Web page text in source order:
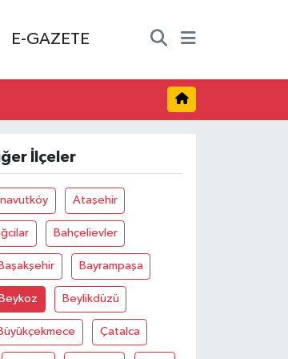
E-GAZETE
İlçeler
Ataşehir
Bahçelievler
Başakşehir Bayrampaşa
Beykoz Beylikdüzü
Çatalca